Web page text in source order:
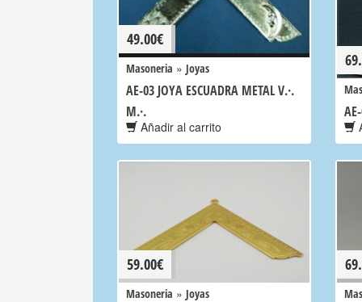
49.00€
Masoneria » Joyas
AE-03 JOYA ESCUADRA METAL V.·.
M.·.
Añadir al carrito
59.00€
Masoneria » Joyas